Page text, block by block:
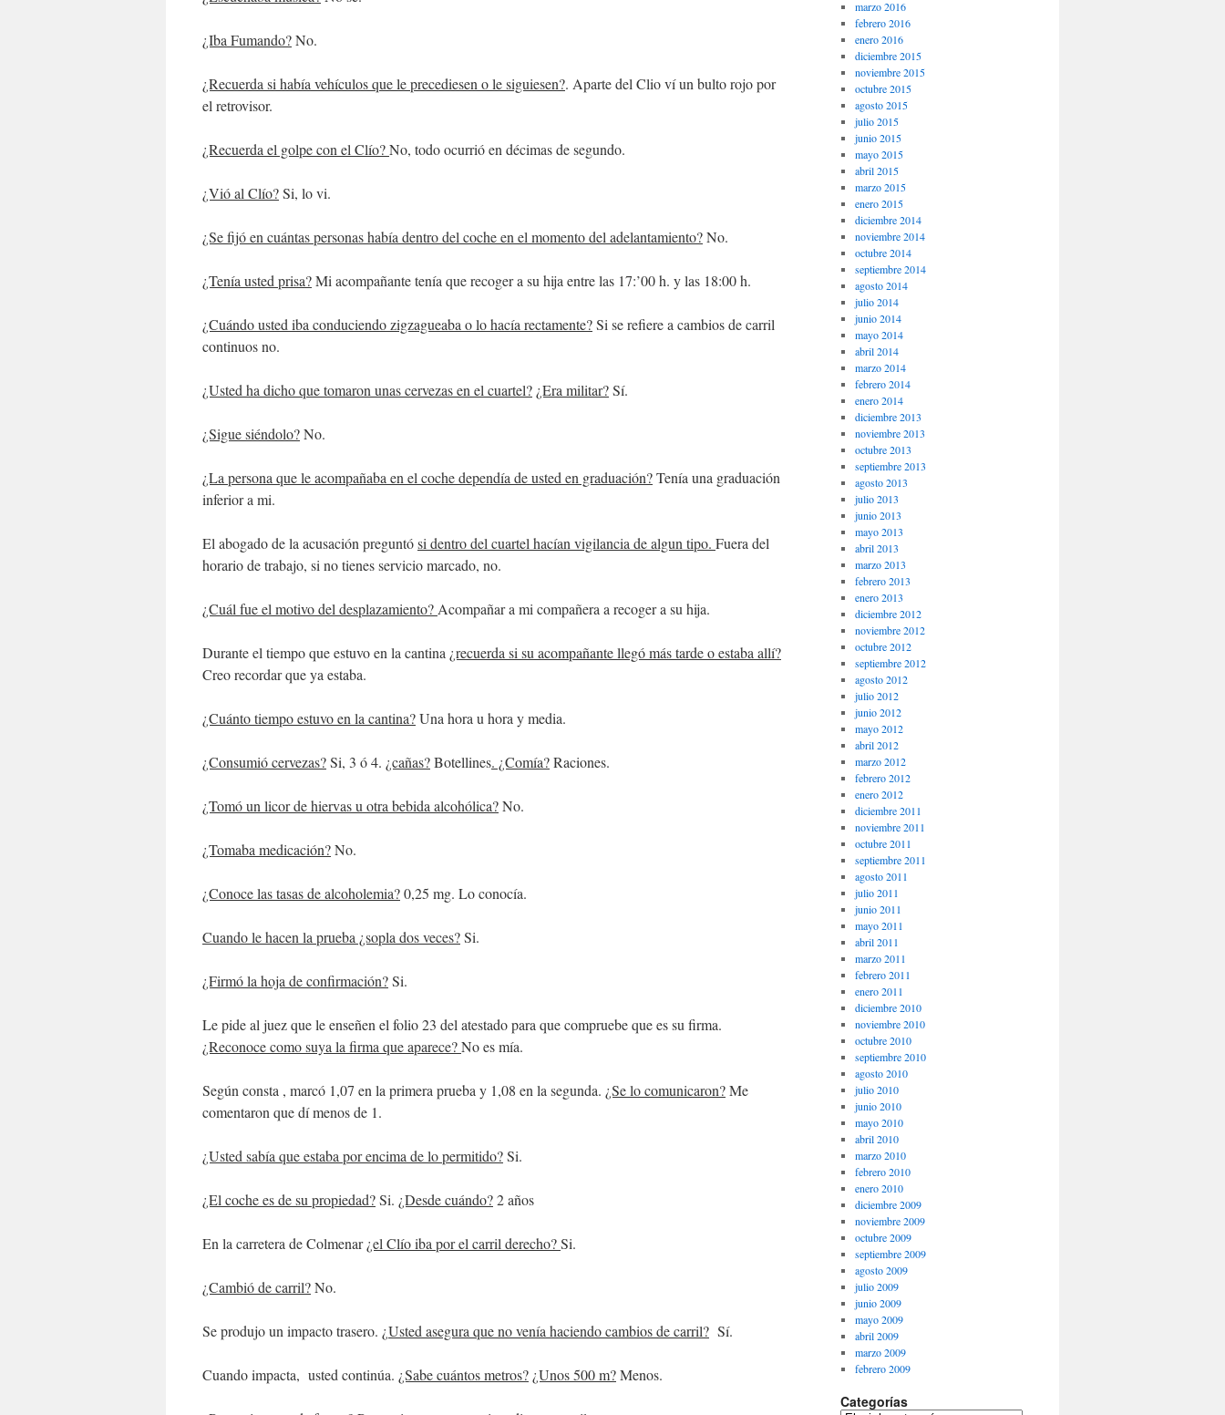
¿Iba Fumando?No.
¿Recuerda si había vehículos que le precediesen o le siguiesen?. Aparte del Clio ví un bulto rojo por
el retrovisor.
¿Recuerda el golpe con el Clío?No, todo ocurrió en décimas de segundo.
¿Vió al Clío?Si, lo vi.
¿Se fijó en cuántas personas había dentro del coche en el momento del adelantamiento?No.
¿Tenía usted prisa?Mi acompañante tenía que recoger a su hija entre las 17:’00 h. y las 18:00 h.
¿Cuándo usted iba conduciendo zigzagueaba o lo hacía rectamente?Si se refiere a cambios de carril
continuos no.
¿Usted ha dicho que tomaron unas cervezas en el cuartel? ¿Era militar?Sí.
¿Sigue siéndolo?No.
¿La persona que le acompañaba en el coche dependía de usted en graduación?Tenía una graduación
inferior a mi.
El abogado de la acusación preguntósi dentro del cuartel hacían vigilancia de algun tipo. Fuera del
horario de trabajo, si no tienes servicio marcado, no.
¿Cuál fue el motivo del desplazamiento? Acompañar a mi compañera a recoger a su hija.
Durante el tiempo que estuvo en la cantina ¿recuerda si su acompañante llegó más tarde o estaba allí?
Creo recordar que ya estaba.
¿Cuánto tiempo estuvo en la cantina?Una hora u hora y media.
¿Consumió cervezas?Si, 3 ó 4. ¿cañas?Botellines. ¿Comía?Raciones.
¿Tomó un licor de hiervas u otra bebida alcohólica?No.
¿Tomaba medicación?No.
¿Conoce las tasas de alcoholemia?0,25 mg. Lo conocía.
Cuando le hacen la prueba ¿sopla dos veces?Si.
¿Firmó la hoja de confirmación?Si.
Le pide al juez que le enseñen el folio 23 del atestado para que compruebe que es su firma.
¿Reconoce como suya la firma que aparece?No es mía.
Según consta , marcó 1,07 en la primera prueba y 1,08 en la segunda. ¿Se lo comunicaron?Me
comentaron que dí menos de 1.
¿Usted sabía que estaba por encima de lo permitido?Si.
¿El coche es de su propiedad?Si. ¿Desde cuándo?2 años
En la carretera de Colmenar¿el Clío iba por el carril derecho?Si.
¿Cambió de carril?No.
Se produjo un impacto trasero. ¿Usted asegura que no venía haciendo cambios de carril? Sí.
Cuando impacta, usted continúa. ¿Sabe cuántos metros? ¿Unos 500 m?Menos.
marzo 2016
febrero 2016
enero 2016
diciembre 2015
noviembre 2015
octubre 2015
agosto 2015
julio 2015
junio 2015
mayo 2015
abril 2015
marzo 2015
enero 2015
diciembre 2014
noviembre 2014
octubre 2014
septiembre 2014
agosto 2014
julio 2014
junio 2014
mayo 2014
abril 2014
marzo 2014
febrero 2014
enero 2014
diciembre 2013
noviembre 2013
octubre 2013
septiembre 2013
agosto 2013
julio 2013
junio 2013
mayo 2013
abril 2013
marzo 2013
febrero 2013
enero 2013
diciembre 2012
noviembre 2012
octubre 2012
septiembre 2012
agosto 2012
julio 2012
junio 2012
mayo 2012
abril 2012
marzo 2012
febrero 2012
enero 2012
diciembre 2011
noviembre 2011
octubre 2011
septiembre 2011
agosto 2011
julio 2011
junio 2011
mayo 2011
abril 2011
marzo 2011
febrero 2011
enero 2011
diciembre 2010
noviembre 2010
octubre 2010
septiembre 2010
agosto 2010
julio 2010
junio 2010
mayo 2010
abril 2010
marzo 2010
febrero 2010
enero 2010
diciembre 2009
noviembre 2009
octubre 2009
septiembre 2009
agosto 2009
julio 2009
junio 2009
mayo 2009
abril 2009
marzo 2009
febrero 2009
Categorías